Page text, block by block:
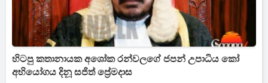
හිටපු කතානායක අශෝක රන්වලගේ ජපන් උපාධිය කෝ
අභියෝගය දිනූ සජිත් ප්‍රේමදාස